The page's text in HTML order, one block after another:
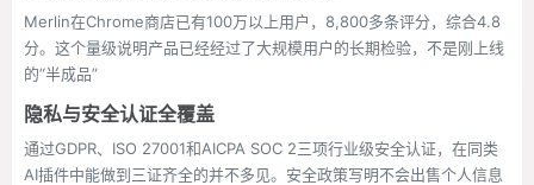
Merlin在Chrome商店已有100万以上用户，8,800多条评分，综合4.8
分。这个量级说明产品已经经过了大规模用户的长期检验，不是刚上线
的“半成品”
隐私与安全认证全覆盖
通过GDPR、ISO 27001和AICPA SOC 2三项行业级安全认证，在同类
AI插件中能做到三证齐全的并不多见。安全政策写明不会出售个人信息